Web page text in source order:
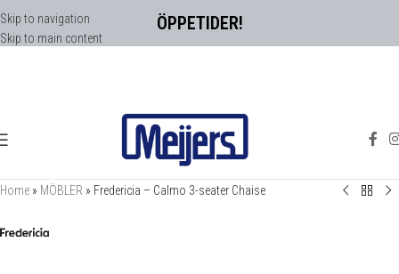
ÖPPETIDER!
Skip to navigation
Skip to main content
Home » MÖBLER » Fredericia – Calmo 3-seater Chaise